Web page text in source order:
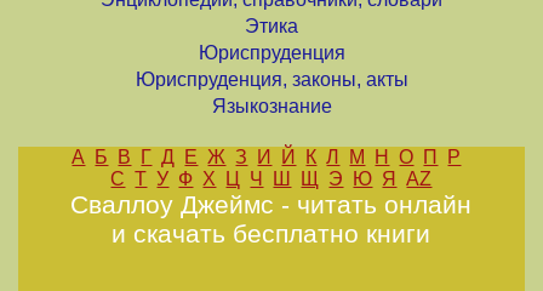
Этика
Юриспруденция
Юриспруденция, законы, акты
Языкознание
А Б В Г Д Е Ж З И Й К Л М Н О П
Р
С Т У Ф Х Ц Ч Ш Щ Э Ю Я AZ
Сваллоу Джеймс - читать онлайн
и скачать бесплатно книги